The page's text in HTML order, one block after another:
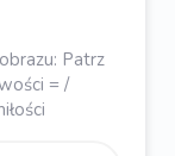
Patrz
= /